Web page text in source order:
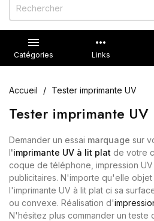

Catégories
more_horiz
Links
Accueil Tester imprimante UV
Tester imprimante UV
Demander un essai marquage sur
l'imprimante UV à lit plat de votre
coque de téléphone, impression
publicitaires. N'importe qu'elle
l'imprimante UV à lit plat ci sa
ou convexe. Réalisation d'
N'hésitez plus commander un teste